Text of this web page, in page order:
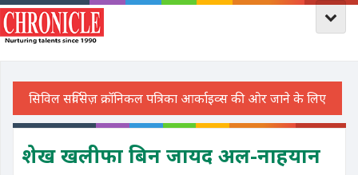
शेख खलीफा बिन जायद अल-नाहयान